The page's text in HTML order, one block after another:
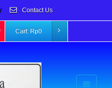
/ Contact Us
Cart: Rp0